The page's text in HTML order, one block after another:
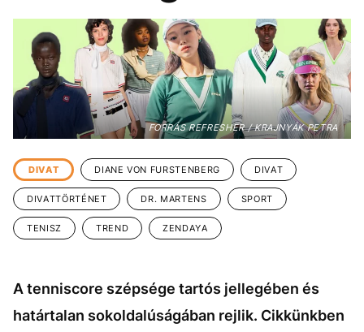
ÉLETMÓD DESIGN
BESZÉLGETÉSEK ARCOK
VIDEÓ TÖRTÉNETEK
GASZTRO
FORRÁS REFRESHER / KRAJNYÁK PETRA
DIVAT DIANE VON FURSTENBERG DIVAT
DIVATTÖRTÉNET DR. MARTENS SPORT
TENISZ TREND ZENDAYA
A tenniscore szépsége tartós jellegében és
határtalan sokoldalúságában rejlik. Cikkünkben